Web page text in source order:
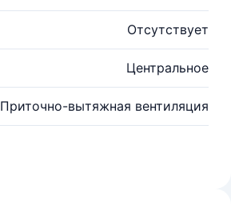
Отсутствует
Центральное
Приточно-вытяжная вентиляция